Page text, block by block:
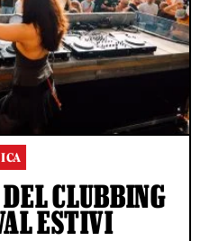
CLUBBING
ESTIVI